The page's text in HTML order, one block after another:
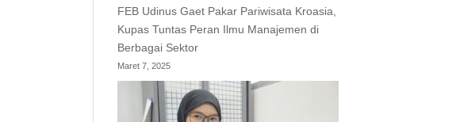
FEB Udinus Gaet Pakar Pariwisata Kroasia,
Kupas Tuntas Peran Ilmu Manajemen di
Berbagai Sektor
Maret 7, 2025